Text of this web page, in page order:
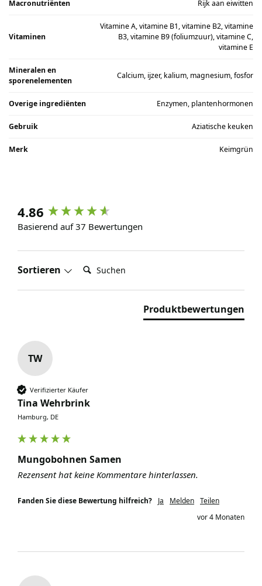
Macronutriënten Rijk aan eiwitten
Vitaminen
Vitamine A, vitamine B1, vitamine B2, vitamine
B3, vitamine B9 (foliumzuur), vitamine C,
vitamine E
Mineralen en
sporenelementen
Calcium, ijzer, kalium, magnesium, fosfor
Overige ingrediënten Enzymen, plantenhormonen
Gebruik Aziatische keuken
Merk Keimgrün
4.86
Basierend auf 37 Bewertungen
Sortieren Suchen:
Produktbewertungen
TW
Verifizierter Käufer
Tina Wehrbrink
Hamburg, DE
Mungobohnen Samen
Rezensent hat keine Kommentare hinterlassen.
Fanden Sie diese Bewertung hilfreich? Ja Melden Teilen
vor 4 Monaten